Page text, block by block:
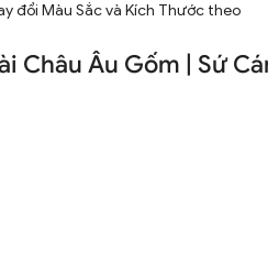
đổi Màu Sắc và Kích Thước theo
Châu Âu Gốm | Sứ